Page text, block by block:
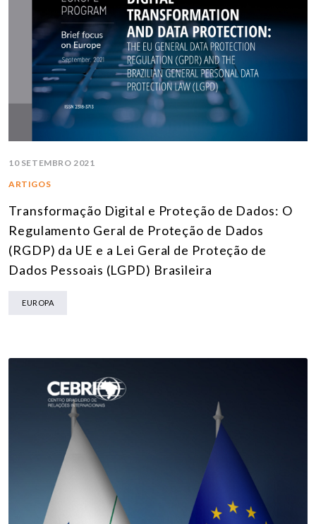
10 SETEMBRO 2021
ARTIGOS
Transformação Digital e Proteção de Dados: O
Regulamento Geral de Proteção de Dados
(RGDP) da UE e a Lei Geral de Proteção de
Dados Pessoais (LGPD) Brasileira
EUROPA